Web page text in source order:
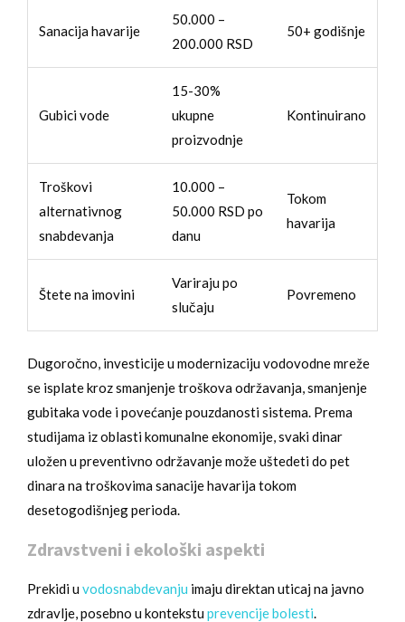
Sanacija havarije
50.000 –
200.000 RSD
50+ godišnje
Gubici vode
15-30%
ukupne
proizvodnje
Kontinuirano
Troškovi
alternativnog
snabdevanja
10.000 –
50.000 RSD po
danu
Tokom
havarija
Štete na imovini
Variraju po
slučaju
Povremeno
Dugoročno, investicije u modernizaciju vodovodne mreže
se isplate kroz smanjenje troškova održavanja, smanjenje
gubitaka vode i povećanje pouzdanosti sistema. Prema
studijama iz oblasti komunalne ekonomije, svaki dinar
uložen u preventivno održavanje može uštedeti do pet
dinara na troškovima sanacije havarija tokom
desetogodišnjeg perioda.
Zdravstveni i ekološki aspekti
Prekidi uvodosnabdevanju imaju direktan uticaj na javno
zdravlje, posebno u kontekstuprevencije bolesti.